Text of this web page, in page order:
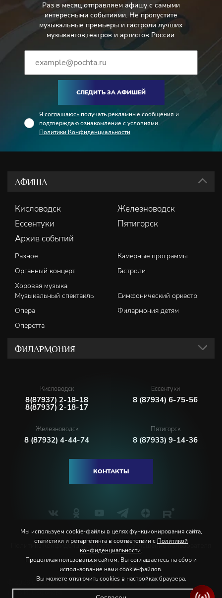
Раз в месяц отправляем афишу с самыми
интересными событиями. Не пропустите
музыкальные премьеры и гастроли лучших
музыкантов,театров и артистов России.
СЛЕДИТЬ ЗА АФИШЕЙ
Я соглашаюсь получать рекламные сообщения и
подтверждаю ознакомление с условиями
Политики Конфиденциальности
АФИША
Кисловодск
Железноводск
Ессентуки
Пятигорск
Архив событий
Разное
Камерные программы
Органный концерт
Гастроли
Хоровая музыка
Музыкальный спектакль
Симфонический оркестр
Опера
Филармония детям
Оперетта
ФИЛАРМОНИЯ
Кисловодск
8(87937) 2-18-18
8(87937) 2-18-17
Ессентуки
8 (87934) 6-75-56
Железноводск
8 (87932) 4-44-74
Пятигорск
8 (87933) 9-14-36
КОНТАКТЫ
Политика конфиденциальности Соглашение пользователя
© 2026 Северо-Кавказская государственная филармония
им. В.И. Сафонова
Мы используем cookie-файлы в целях функционирования сайта,
статистики и ретаргетинга в соответствии с Политикой
конфиденциальности.
Продолжая пользоваться сайтом, Вы соглашаетесь на сбор и
использование нами cookie-файлов.
Вы можете отключить cookies в настройках браузера.